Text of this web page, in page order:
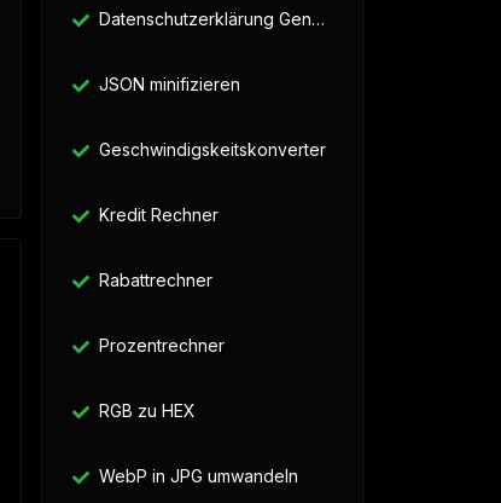
Datenschutzerklärung Generator
JSON minifizieren
Geschwindigskeitskonverter
Kredit Rechner
Rabattrechner
Prozentrechner
RGB zu HEX
WebP in JPG umwandeln